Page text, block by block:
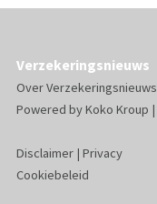
Verzekeringsnieuws
Over Verzekeringsnieuws
Powered byKoko Kroup |
Disclaimer| Privacy
Cookiebeleid